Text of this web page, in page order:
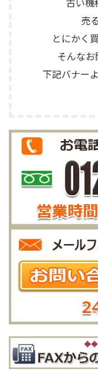
売
とにかく
そんなお
下記バナー